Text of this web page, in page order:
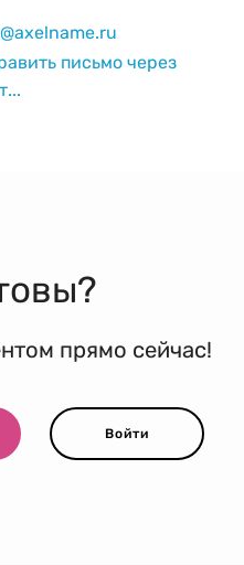
письмо через
прямо сейчас!
Войти